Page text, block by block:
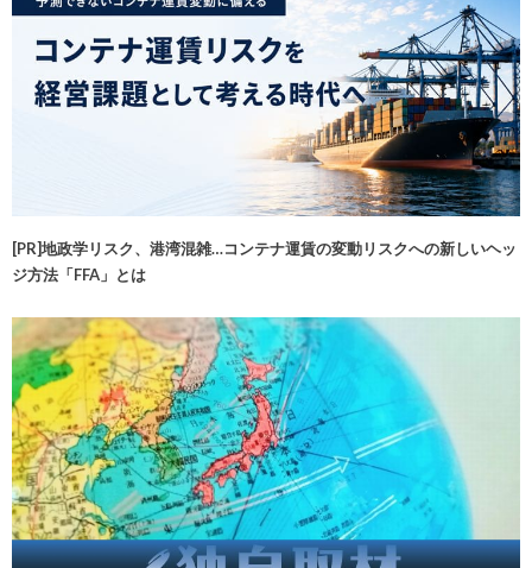
[PR]地政学リスク、港湾混雑…コンテナ運賃の変動リスクへの新しいヘッ
ジ方法「FFA」とは